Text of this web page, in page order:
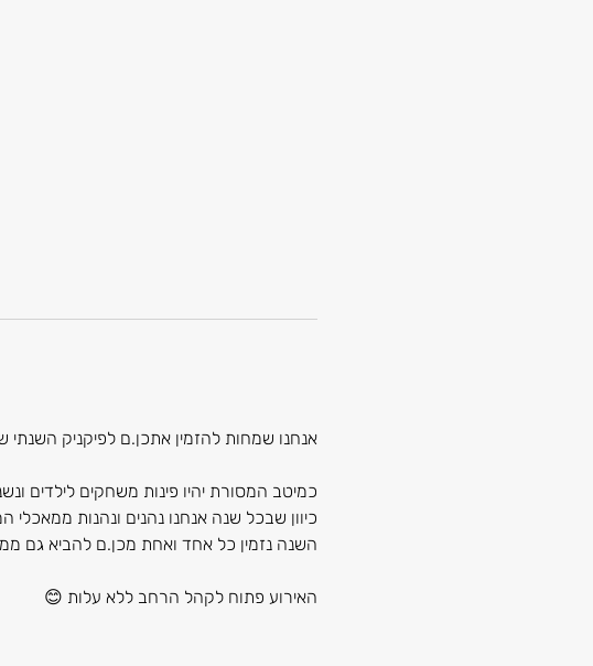
אנחנו שמחות להזמין אתכן.ם לפיקניק השנתי שלנו,
כמיטב המסורת יהיו פינות משחקים לילדים
כיוון שבכל שנה אנחנו נהנים ונהנות
השנה נזמין כל אחד ואחת מכן.ם להביא גם
האירוע פתוח לקהל הרחב ללא עלות 😊